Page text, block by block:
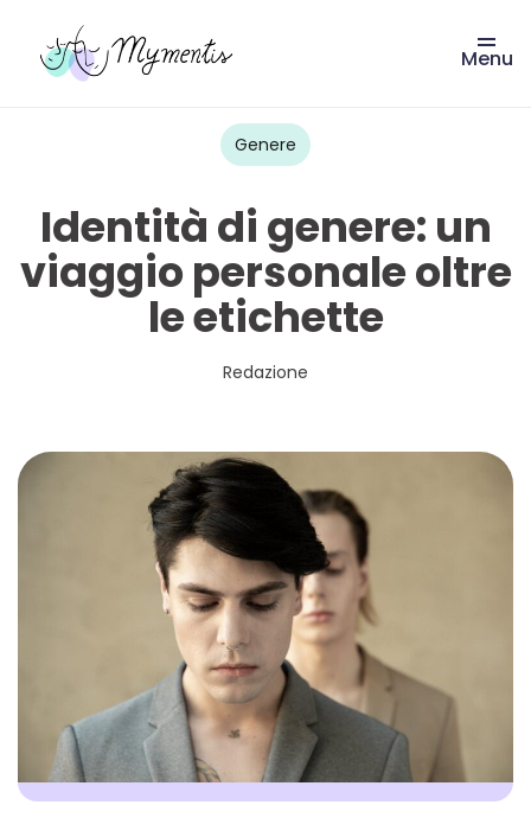
Vai
Menu
Genere
Identità di genere: un
viaggio personale oltre
le etichette
Redazione